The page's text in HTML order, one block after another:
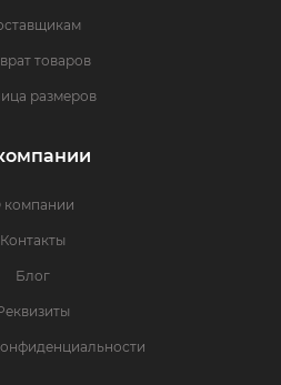
товаров
размеров
компании
Контакты
Блог